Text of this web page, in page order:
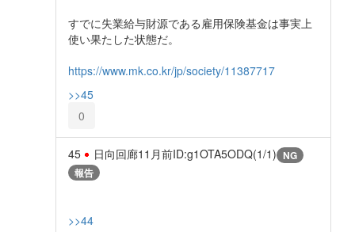
すでに失業給与財源である雇用保険基金は事実上
使い果たした状態だ。
https://www.mk.co.kr/jp/society/11387717
>>45
0
45 日向回廊11月前ID:g1OTA5ODQ(1/1) NG
報告
>>44